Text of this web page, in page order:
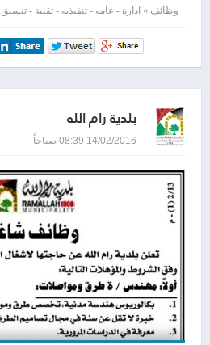
وظائف » ادارة - عامه - تنفيذيه - تقنية - تنسيق
بلدية رام الله
14/02/2016 08:39 صباحاً